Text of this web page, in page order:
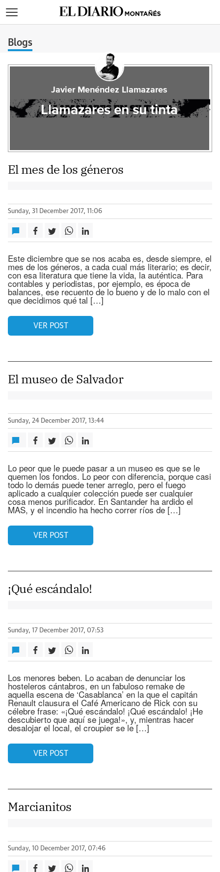
Blogs
Javier Menéndez Llamazares
Llamazares en su tinta
El mes de los géneros
Sunday, 31 December 2017, 11:06
Este diciembre que se nos acaba es, desde siempre, el
mes de los géneros, a cada cual más literario; es decir,
con esa literatura que tiene la vida, la auténtica. Para
contables y periodistas, por ejemplo, es época de
balances, ese recuento de lo bueno y de lo malo con el
que decidimos qué tal […]
VER POST
El museo de Salvador
Sunday, 24 December 2017, 13:44
Lo peor que le puede pasar a un museo es que se le
quemen los fondos. Lo peor con diferencia, porque casi
todo lo demás puede tener arreglo, pero el fuego
aplicado a cualquier colección puede ser cualquier
cosa menos purificador. En Santander ha ardido el
MAS, y el incendio ha hecho correr ríos de […]
VER POST
¡Qué escándalo!
Sunday, 17 December 2017, 07:53
Los menores beben. Lo acaban de denunciar los
hosteleros cántabros, en un fabuloso remake de
aquella escena de ‘Casablanca’ en la que el capitán
Renault clausura el Café Americano de Rick con su
célebre frase: «¡Qué escándalo! ¡Qué escándalo! ¡He
descubierto que aquí se juega!», y, mientras hacer
desalojar el local, el croupier se le […]
VER POST
Marcianitos
Sunday, 10 December 2017, 07:46